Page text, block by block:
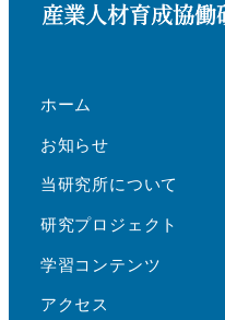
ホーム
お知らせ
当研究所について
研究プロジェクト
学習コンテンツ
アクセス